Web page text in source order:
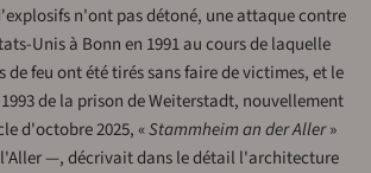
n'ont pas détoné, une attaque contre
Unis à Bonn en 1991 au cours de laquelle
de feu ont été tirés sans faire de victimes, et le
de la prison de Weiterstadt, nouvellement
d'octobre 2025, «Stammheim an der Aller»
—, décrivait dans le détail l'architecture